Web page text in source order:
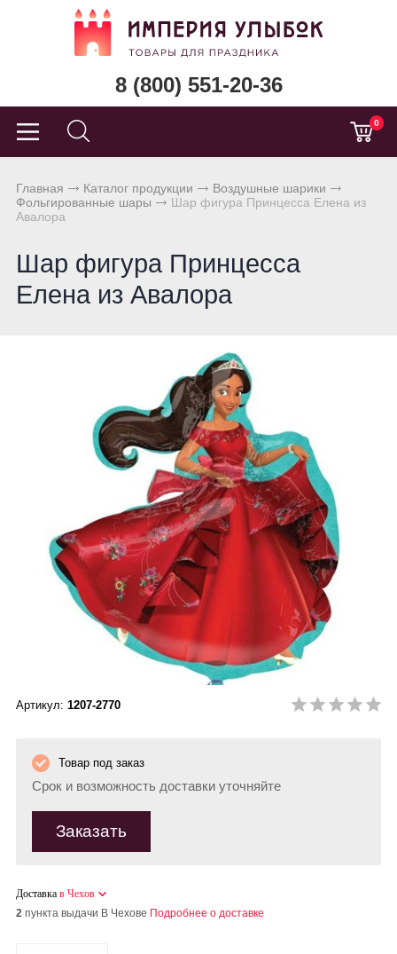
8 (800) 551-20-36
0
Главная Каталог продукции
Воздушные шарики
Фольгированные шары
Шар фигура Принцесса Елена из
Авалора
Шар фигура Принцесса
Елена из Авалора
Артикул: 1207-2770
Товар под заказ
Срок и возможность доставки уточняйте
Заказать
Доставка в Чехов
2 пункта выдачи В Чехове Подробнее о доставке